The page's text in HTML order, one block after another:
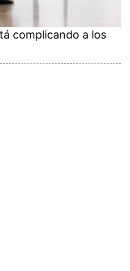
complicando a los